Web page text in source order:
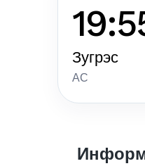
Зугрэс
АС